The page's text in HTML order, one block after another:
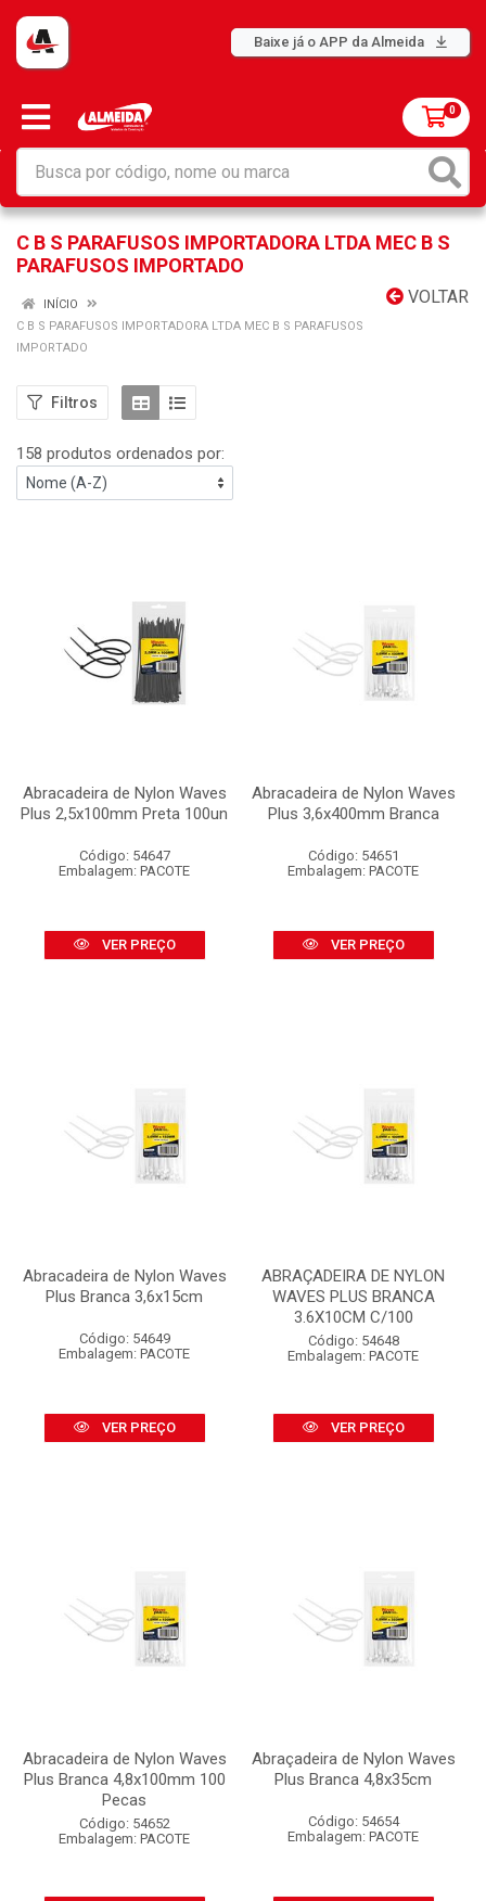
Baixe já o APP da Almeida
0
C B S PARAFUSOS IMPORTADORA LTDA MEC B S
PARAFUSOS IMPORTADO
VOLTAR
INÍCIO
C B S PARAFUSOS IMPORTADORA LTDA MEC B S PARAFUSOS
IMPORTADO
Filtros
158 produtos ordenados por:
Abracadeira de Nylon Waves
Plus 2,5x100mm Preta 100un
Código: 54647
Embalagem: PACOTE
VER PREÇO
Abracadeira de Nylon Waves
Plus 3,6x400mm Branca
Código: 54651
Embalagem: PACOTE
VER PREÇO
Abracadeira de Nylon Waves
Plus Branca 3,6x15cm
Código: 54649
Embalagem: PACOTE
VER PREÇO
ABRAÇADEIRA DE NYLON
WAVES PLUS BRANCA
3.6X10CM C/100
Código: 54648
Embalagem: PACOTE
VER PREÇO
Abracadeira de Nylon Waves
Plus Branca 4,8x100mm 100
Pecas
Código: 54652
Embalagem: PACOTE
Abraçadeira de Nylon Waves
Plus Branca 4,8x35cm
Código: 54654
Embalagem: PACOTE